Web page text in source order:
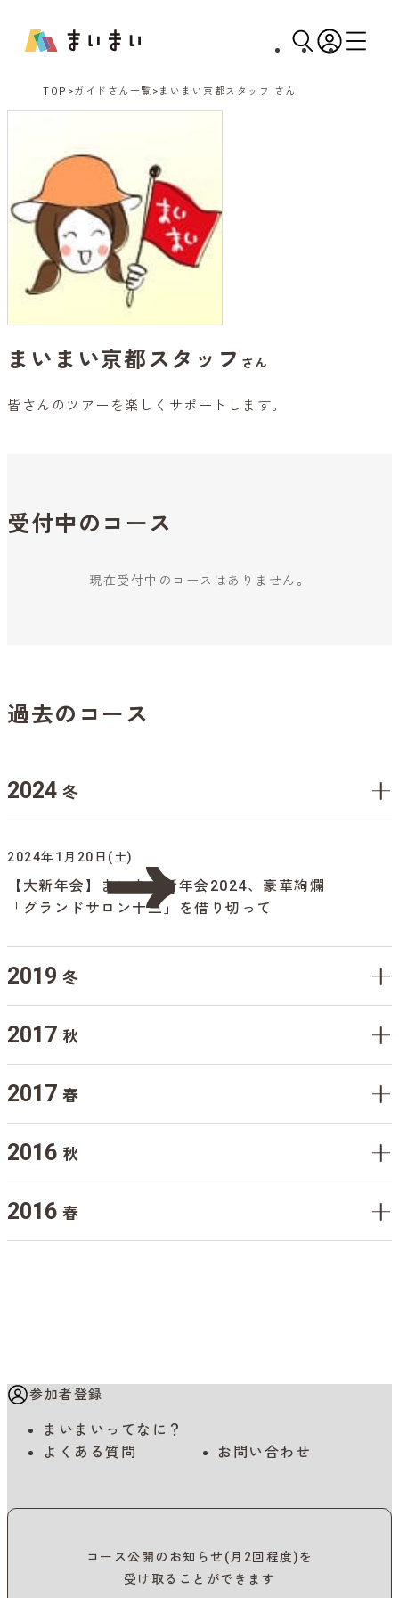
TOP ガイドさん一覧 まいまい京都スタッフ さん
まいまい京都スタッフ さん
皆さんのツアーを楽しくサポートします。
受付中のコース
現在受付中のコースはありません。
過去のコース
2024 冬
2024年1月20日(土)
【大新年会】まいまい新年会2024、豪華絢爛
「グランドサロン十三」を借り切って
2019 冬
2017 秋
2017 春
2016 秋
2016 春
参加者登録
まいまいってなに？
よくある質問
お問い合わせ
コース公開のお知らせ(月2回程度)を
受け取ることができます